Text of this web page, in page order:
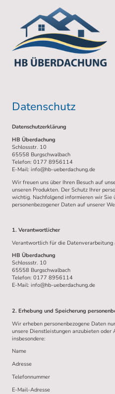
Datenschutz
Datenschutzerklärung
HB Überdachung
Schlossstr. 10
65558 Burgschwalbach
Telefon: 0177 8956114
E-Mail: info@hb-ueberdachung.de
Wir freuen uns über Ihren Besuch auf
unseren Produkten. Der Schutz Ihrer
wichtig. Nachfolgend informieren wir Sie
personenbezogener Daten auf unserer
1. Verantwortlicher
Verantwortlich für die Datenverarbeitung
HB Überdachung
Schlossstr. 10
65558 Burgschwalbach
Telefon: 0177 8956114
E-Mail: info@hb-ueberdachung.de
2. Erhebung und Speicherung
Wir erheben personenbezogene Daten
unsere Dienstleistungen anzubieten
insbesondere:
Name
Adresse
Telefonnummer
E-Mail-Adresse